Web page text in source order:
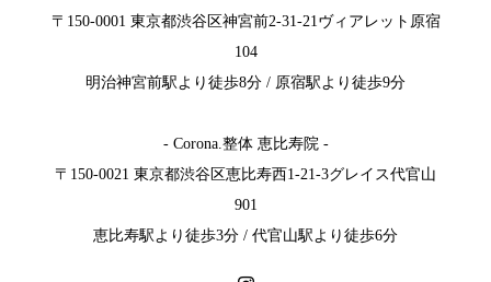
〒150-0001 東京都渋谷区神宮前2-31-21ヴィアレット原宿
104
明治神宮前駅より徒歩8分 / 原宿駅より徒歩9分
- Corona.整体 恵比寿院 -
〒150-0021 東京都渋谷区恵比寿西1-21-3グレイス代官山
901
恵比寿駅より徒歩3分 / 代官山駅より徒歩6分